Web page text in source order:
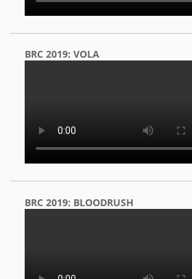
BRC 2019: VOLA
BRC 2019: BLOODRUSH